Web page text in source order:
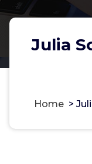
Julia
Home>